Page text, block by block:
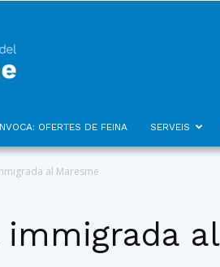
OFERTES DE FEINA SERVEIS
al Maresme
immigrada al